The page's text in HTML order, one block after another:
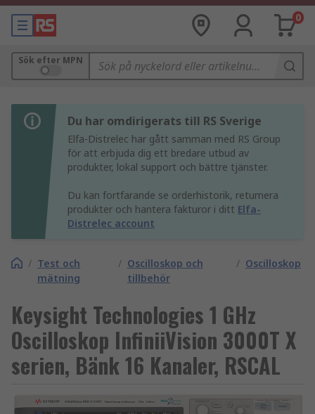
0
Sök efter MPN
Du har omdirigerats till RS Sverige
Elfa-Distrelec har gått samman med RS Group
för att erbjuda dig ett bredare utbud av
produkter, lokal support och bättre tjänster.
Du kan fortfarande se orderhistorik, returnera
produkter och hantera fakturor i ditt Elfa-
Distrelec account
/ Test och
mätning
/ Oscilloskop och
tillbehör
/ Oscilloskop
Keysight Technologies 1 GHz
Oscilloskop InfiniiVision 3000T X
serien, Bänk 16 Kanaler, RSCAL